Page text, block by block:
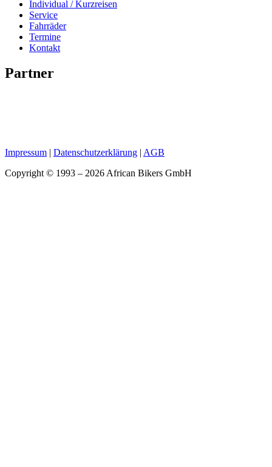
Individual / Kurzreisen
Service
Fahrräder
Termine
Kontakt
Partner
Impressum | Datenschutzerklärung | AGB
Copyright © 1993 – 2026 African Bikers GmbH